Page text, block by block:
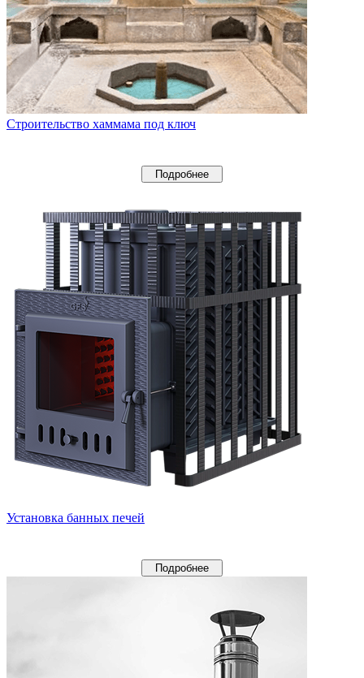
Строительство хаммама под ключ
Подробнее
Установка банных печей
Подробнее